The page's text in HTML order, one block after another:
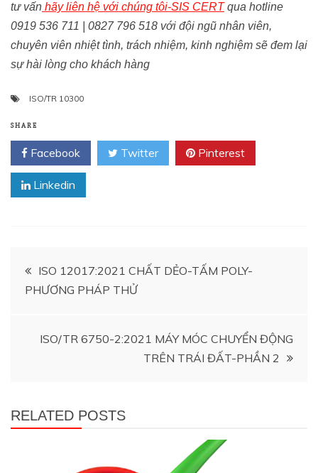
tư vấn hãy liên hệ với chúng tôi-SIS CERTqua hotline
0919 536 711 | 0827 796 518 với đội ngũ nhân viên,
chuyên viên nhiệt tình, trách nhiệm, kinh nghiệm sẽ đem lại
sự hài lòng cho khách hàng
ISO/TR 10300
SHARE
Facebook Twitter Pinterest
Linkedin
ĐiềuISO 12017:2021 CHẤT DẺO-TẤM POLY-
PHƯƠNG PHÁP THỬ
ISO/TR 6750-2:2021 MÁY MÓC CHUYỂN ĐỘNG
TRÊN TRÁI ĐẤT-PHẦN 2
RELATED POSTS